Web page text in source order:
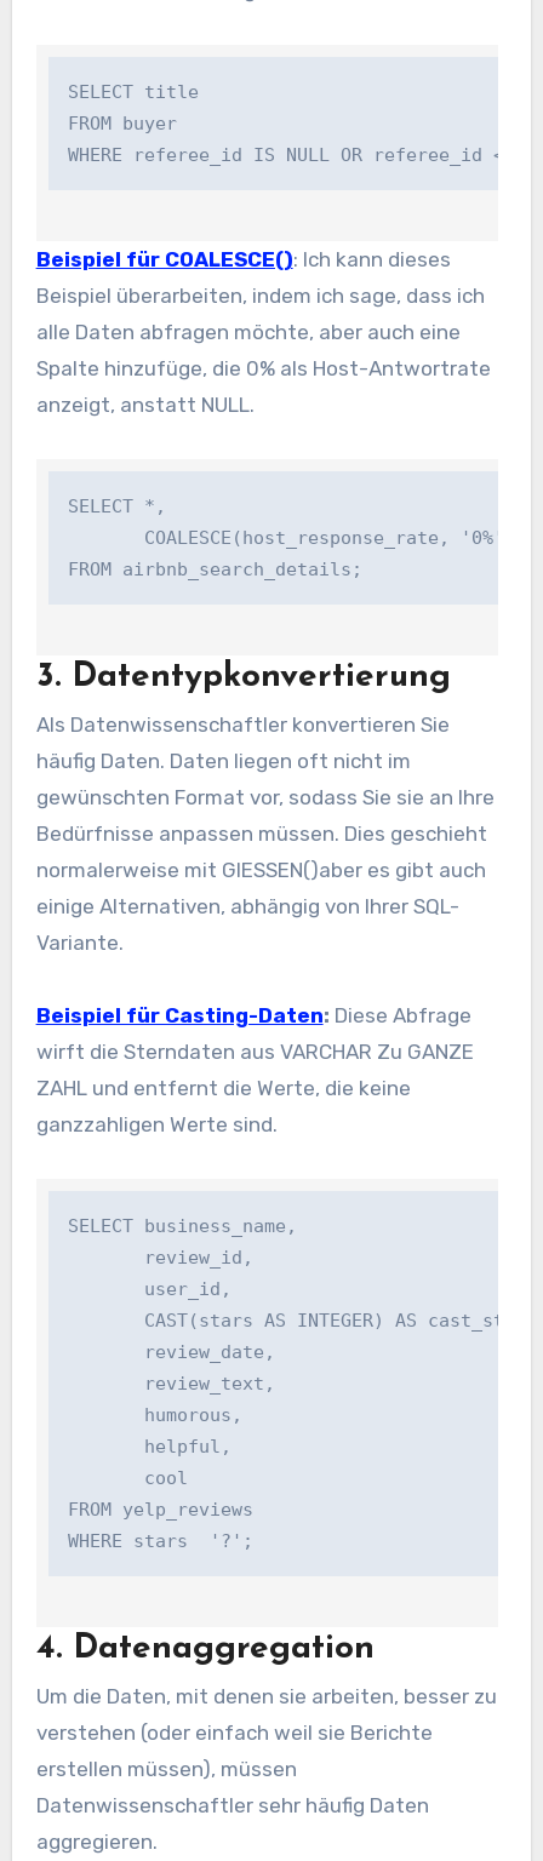
SELECT title
FROM buyer
Beispiel für COALESCE(): Ich kann dieses
Beispiel überarbeiten, indem ich sage, dass ich
alle Daten abfragen möchte, aber auch eine
Spalte hinzufüge, die 0% als Host-Antwortrate
anzeigt, anstatt NULL.
SELECT *,
COALESCE(host_response_rate, '0%')
3. Datentypkonvertierung
Als Datenwissenschaftler konvertieren Sie
häufig Daten. Daten liegen oft nicht im
gewünschten Format vor, sodass Sie sie an Ihre
Bedürfnisse anpassen müssen. Dies geschieht
normalerweise mit GIESSEN()aber es gibt auch
einige Alternativen, abhängig von Ihrer SQL-
Variante.
Beispiel für Casting-Daten: Diese Abfrage
wirft die Sterndaten aus VARCHAR Zu GANZE
ZAHLund entfernt die Werte, die keine
ganzzahligen Werte sind.
SELECT business_name,
       review_id,
       user_id,
CAST(stars AS INTEGER) AS
       review_date,
       review_text,
       humorous,
       helpful,
       cool
FROM yelp_reviews
4. Datenaggregation
Um die Daten, mit denen sie arbeiten, besser zu
verstehen (oder einfach weil sie Berichte
erstellen müssen), müssen
Datenwissenschaftler sehr häufig Daten
aggregieren.